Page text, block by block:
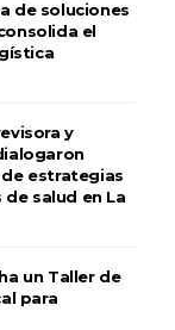
de soluciones
el
y
estrategias
salud en La
un Taller de
para